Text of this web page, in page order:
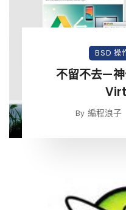
BSD 操
不留不去—
By 編程浪子